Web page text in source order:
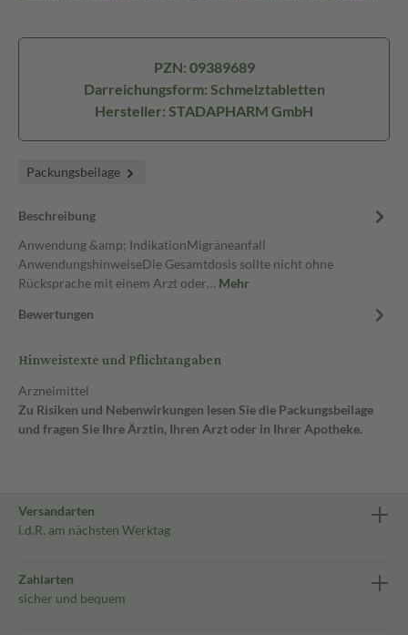
PZN: 09389689
Darreichungsform: Schmelztabletten
Hersteller: STADAPHARM GmbH
Packungsbeilage
Beschreibung
Anwendung &amp; IndikationMigräneanfall
AnwendungshinweiseDie Gesamtdosis sollte nicht ohne
Rücksprache mit einem Arzt oder… Mehr
Bewertungen
Hinweistexte und Pflichtangaben
Arzneimittel
Zu Risiken und Nebenwirkungen lesen Sie die Packungsbeilage
und fragen Sie Ihre Ärztin, Ihren Arzt oder in Ihrer Apotheke.
Versandarten
i.d.R. am nächsten Werktag
Zahlarten
sicher und bequem